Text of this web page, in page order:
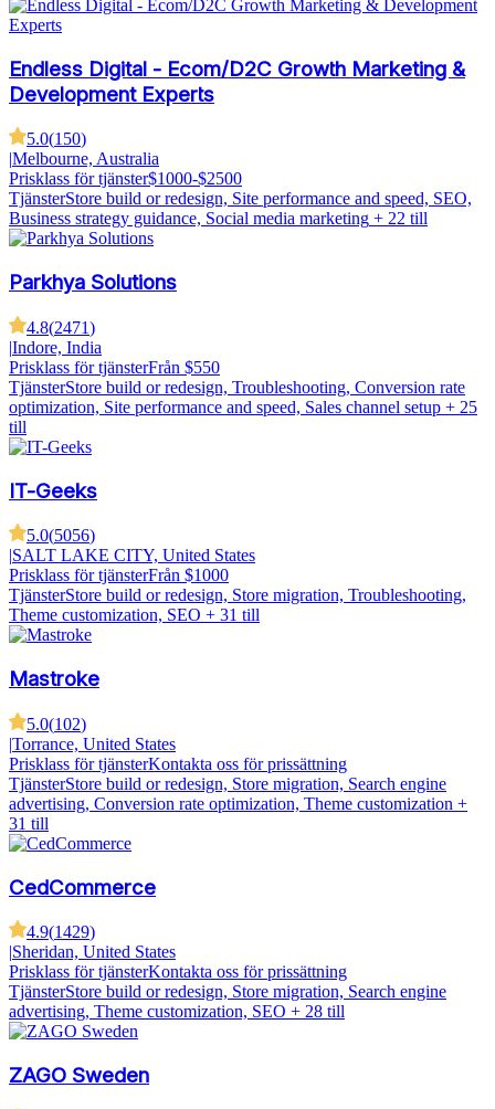
Endless Digital - Ecom/D2C Growth Marketing &
Development Experts
5.0(150)
Melbourne, Australia
Prisklass för tjänster$1000-$2500
TjänsterStore build or redesign, Site performance and speed, SEO,
Business strategy guidance, Social media marketing + 22 till
Parkhya Solutions
4.8(2471)
|Indore, India
Prisklass för tjänsterFrån $550
TjänsterStore build or redesign, Troubleshooting, Conversion rate
optimization, Site performance and speed, Sales channel setup + 25
till
IT-Geeks
5.0(5056)
|SALT LAKE CITY, United States
Prisklass för tjänsterFrån $1000
TjänsterStore build or redesign, Store migration, Troubleshooting,
Theme customization, SEO + 31 till
Mastroke
5.0(102)
|Torrance, United States
Prisklass för tjänsterKontakta oss för prissättning
TjänsterStore build or redesign, Store migration, Search engine
advertising, Conversion rate optimization, Theme customization +
31 till
CedCommerce
4.9(1429)
|Sheridan, United States
Prisklass för tjänsterKontakta oss för prissättning
TjänsterStore build or redesign, Store migration, Search engine
advertising, Theme customization, SEO + 28 till
ZAGO Sweden